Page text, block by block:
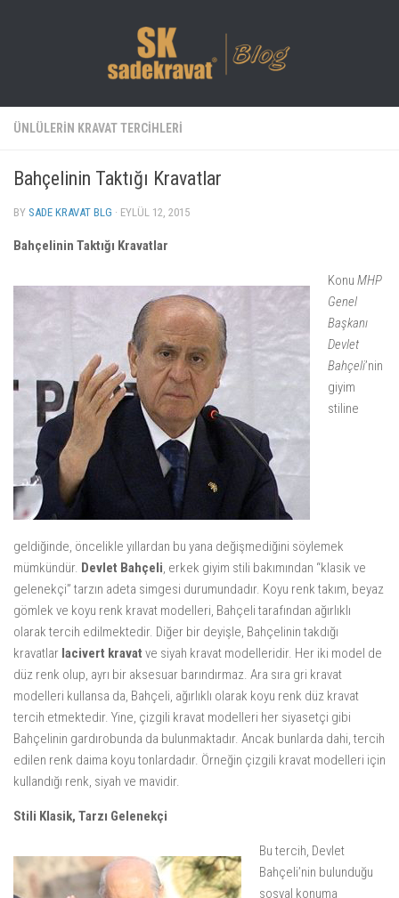
ÜNLÜLERIN KRAVAT TERCIHLERI
Bahçelinin Taktığı Kravatlar
BY SADE KRAVAT BLG · EYLÜL 12, 2015
Bahçelinin Taktığı Kravatlar
Konu MHP
Genel
Başkanı
Devlet
Bahçeli’nin
giyim
stiline
geldiğinde, öncelikle yıllardan bu yana değişmediğini söylemek
mümkündür. Devlet Bahçeli, erkek giyim stili bakımından “klasik ve
gelenekçi” tarzın adeta simgesi durumundadır. Koyu renk takım, beyaz
gömlek ve koyu renk kravat modelleri, Bahçeli tarafından ağırlıklı
olarak tercih edilmektedir. Diğer bir deyişle, Bahçelinin takdığı
kravatlar lacivert kravat ve siyah kravat modelleridir. Her iki model de
düz renk olup, ayrı bir aksesuar barındırmaz. Ara sıra gri kravat
modelleri kullansa da, Bahçeli, ağırlıklı olarak koyu renk düz kravat
tercih etmektedir. Yine, çizgili kravat modelleri her siyasetçi gibi
Bahçelinin gardırobunda da bulunmaktadır. Ancak bunlarda dahi, tercih
edilen renk daima koyu tonlardadır. Örneğin çizgili kravat modelleri için
kullandığı renk, siyah ve mavidir.
Stili Klasik, Tarzı Gelenekçi
Bu tercih, Devlet
Bahçeli’nin bulunduğu
sosyal konuma